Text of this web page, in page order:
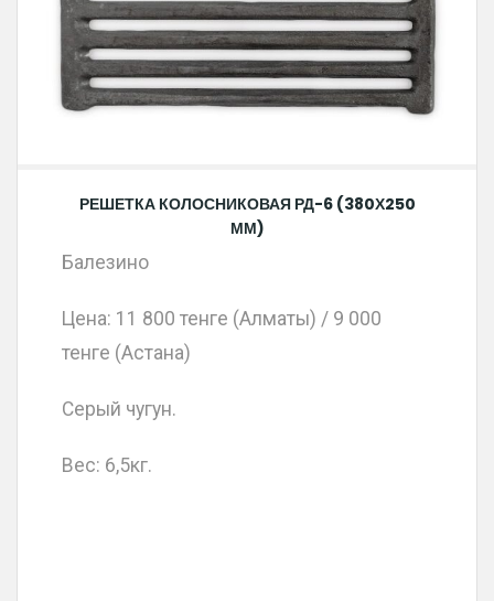
РЕШЕТКА КОЛОСНИКОВАЯ РД-6 (380Х250
ММ)
Балезино
Цена: 11 800 тенге (Алматы) / 9 000
тенге (Астана)
Серый чугун.
Вес: 6,5кг.